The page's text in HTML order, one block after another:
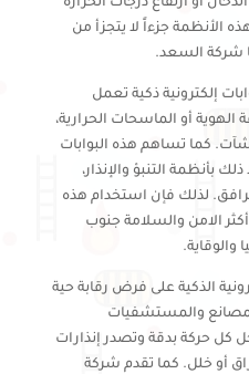
أو ارتفاع درجات الحرارة
الأنظمة جزءاً لا يتجزأ من
شركة السعد.
إلكترونية ذكية تعمل
أو الماسحات الحرارية،
كما تساهم هذه البوابات
بأنظمة التنبؤ والإنذار،
لذلك فإن استخدام هذه
الامن والسلامة جنوب
والوقاية.
الذكية على فرض رقابة حية
والمستشفيات
كل حركة بدقة وتصدر إنذارات
أو خلل. كما تقدم شركة